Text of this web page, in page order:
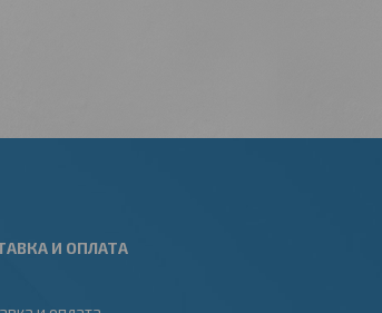
И ОПЛАТА